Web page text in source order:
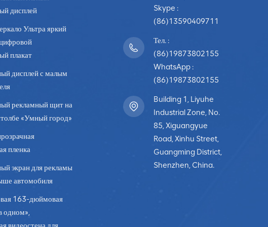
В заключение, Светодиодные дисплеи находятся в авангарде светлого
из списка Fortune 500. Они улучшают общение, предлагают
и предоставляют экономически эффективные решения, такие как
среда продолжает развиваться, светодиодные дисплеи будут
более привлекательного, информативного и динамичного опыта в зале
решений и бизнес-результатам.
дисплей
Ультра яркий
плакат
дисплей с малым
рекламный щит на
«Умный город»
пленка
экран для рекламы
автомобиля
163-дюймовая
одном»,
Skype :
(86)13590409711
Тел. :
(86)19873802155
WhatsApp :
(86)19873802155
Building 1, Liyuhe
Industrial Zone, No.
85, Xiguangyue
Road, Xinhu Street,
Guangming District,
Shenzhen, China.